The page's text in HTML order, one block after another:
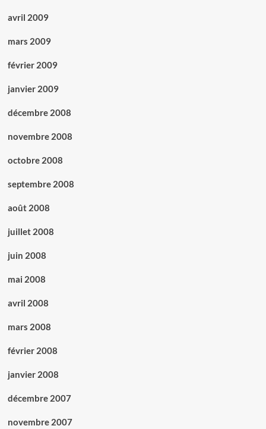
avril 2009
mars 2009
février 2009
janvier 2009
décembre 2008
novembre 2008
octobre 2008
septembre 2008
août 2008
juillet 2008
juin 2008
mai 2008
avril 2008
mars 2008
février 2008
janvier 2008
décembre 2007
novembre 2007